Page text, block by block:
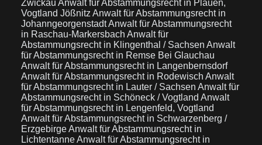
Zwickau Anwalt für Abstammungsrecht in Plauen,
Vogtland Jößnitz Anwalt für Abstammungsrecht in
JohanngeorgenstadtAnwalt für Abstammungsrecht
in Raschau-Markersbach Anwalt für
Abstammungsrecht in Klingenthal / Sachsen Anwalt
für Abstammungsrecht in Remse Bei Glauchau
Anwalt für Abstammungsrecht in Langenbernsdorf
Anwalt für Abstammungsrecht in Rodewisch Anwalt
für Abstammungsrecht in Lauter / Sachsen Anwalt für
Abstammungsrecht in Schöneck / Vogtland Anwalt
für Abstammungsrecht in Lengenfeld, Vogtland
Anwalt für Abstammungsrecht in Schwarzenberg /
ErzgebirgeAnwalt für Abstammungsrecht in
LichtentanneAnwalt für Abstammungsrecht in